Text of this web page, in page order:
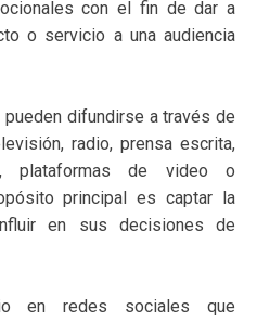
con el fin de dar a
o servicio a una audiencia
difundirse a través de
radio, prensa escrita,
plataformas de video o
principal es captar la
en sus decisiones de
en redes sociales que